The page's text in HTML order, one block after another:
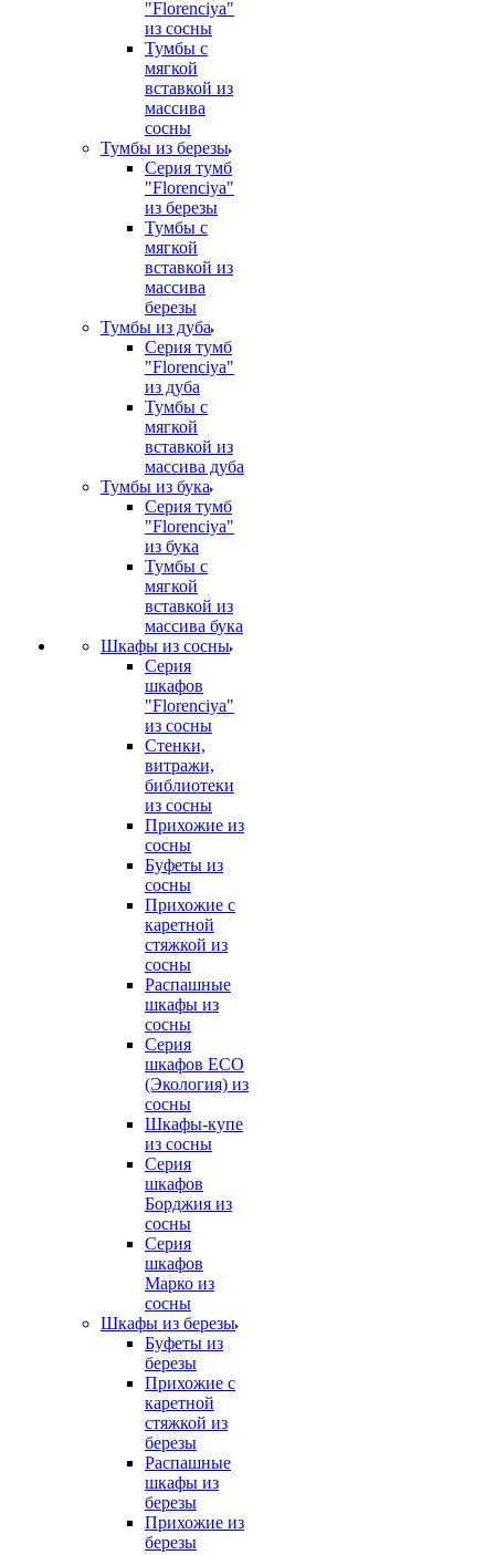
"Florenciya"
из сосны
Тумбы с
мягкой
вставкой из
массива
сосны
Тумбы из березы
Серия тумб
"Florenciya"
из березы
Тумбы с
мягкой
вставкой из
массива
березы
Тумбы из дуба
Серия тумб
"Florenciya"
из дуба
Тумбы с
мягкой
вставкой из
массива дуба
Тумбы из бука
Серия тумб
"Florenciya"
из бука
Тумбы с
мягкой
вставкой из
массива бука
Шкафы из сосны
Серия
шкафов
"Florenciya"
из сосны
Стенки,
витражи,
библиотеки
из сосны
Прихожие из
сосны
Буфеты из
сосны
Прихожие с
каретной
стяжкой из
сосны
Распашные
шкафы из
сосны
Серия
шкафов ECO
(Экология) из
сосны
Шкафы-купе
из сосны
Серия
шкафов
Борджия из
сосны
Серия
шкафов
Марко из
сосны
Шкафы из березы
Буфеты из
березы
Прихожие с
каретной
стяжкой из
березы
Распашные
шкафы из
березы
Прихожие из
березы